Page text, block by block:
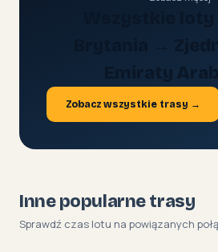
Brytania →
Emiraty
Zobacz wszystkie trasy →
Inne popularne trasy
Sprawdź czas lotu na powiązanych